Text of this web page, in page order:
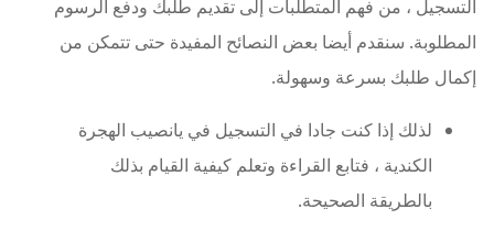
التسجيل ، من فهم المتطلبات إلى تقديم طلبك ودفع الرسوم
المطلوبة. سنقدم أيضا بعض النصائح المفيدة حتى تتمكن من
إكمال طلبك بسرعة وسهولة.
لذلك إذا كنت جادا في التسجيل في يانصيب الهجرة
الكندية ، فتابع القراءة وتعلم كيفية القيام بذلك
بالطريقة الصحيحة.